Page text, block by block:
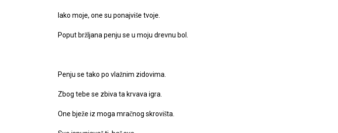
Iako moje, one su ponajviše tvoje.
Poput bržljana penju se u moju drevnu bol.
Penju se tako po vlažnim zidovima.
Zbog tebe se zbiva ta krvava igra.
One bježe iz moga mračnog skrovišta.